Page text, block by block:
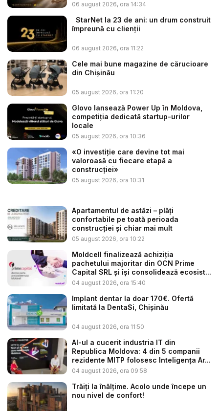
06 august 2026, ora 14:34
StarNet la 23 de ani: un drum construit
împreună cu clienții
06 august 2026, ora 11:22
Cele mai bune magazine de cărucioare
din Chișinău
05 august 2026, ora 11:20
Glovo lansează Power Up în Moldova,
competiția dedicată startup-urilor
locale
05 august 2026, ora 10:36
«O investiție care devine tot mai
valoroasă cu fiecare etapă a
construcției»
05 august 2026, ora 10:31
Apartamentul de astăzi – plăți
confortabile pe toată perioada
construcției și chiar mai mult
05 august 2026, ora 10:22
Moldcell finalizează achiziția
pachetului majoritar din OCN Prime
Capital SRL și își consolidează ecosist...
04 august 2026, ora 15:40
Implant dentar la doar 170€. Ofertă
limitată la DentaSi, Chișinău
04 august 2026, ora 11:50
AI-ul a cucerit industria IT din
Republica Moldova: 4 din 5 companii
rezidente MITP folosesc Inteligența Ar...
04 august 2026, ora 09:58
Trăiți la înălțime. Acolo unde începe un
nou nivel de confort!